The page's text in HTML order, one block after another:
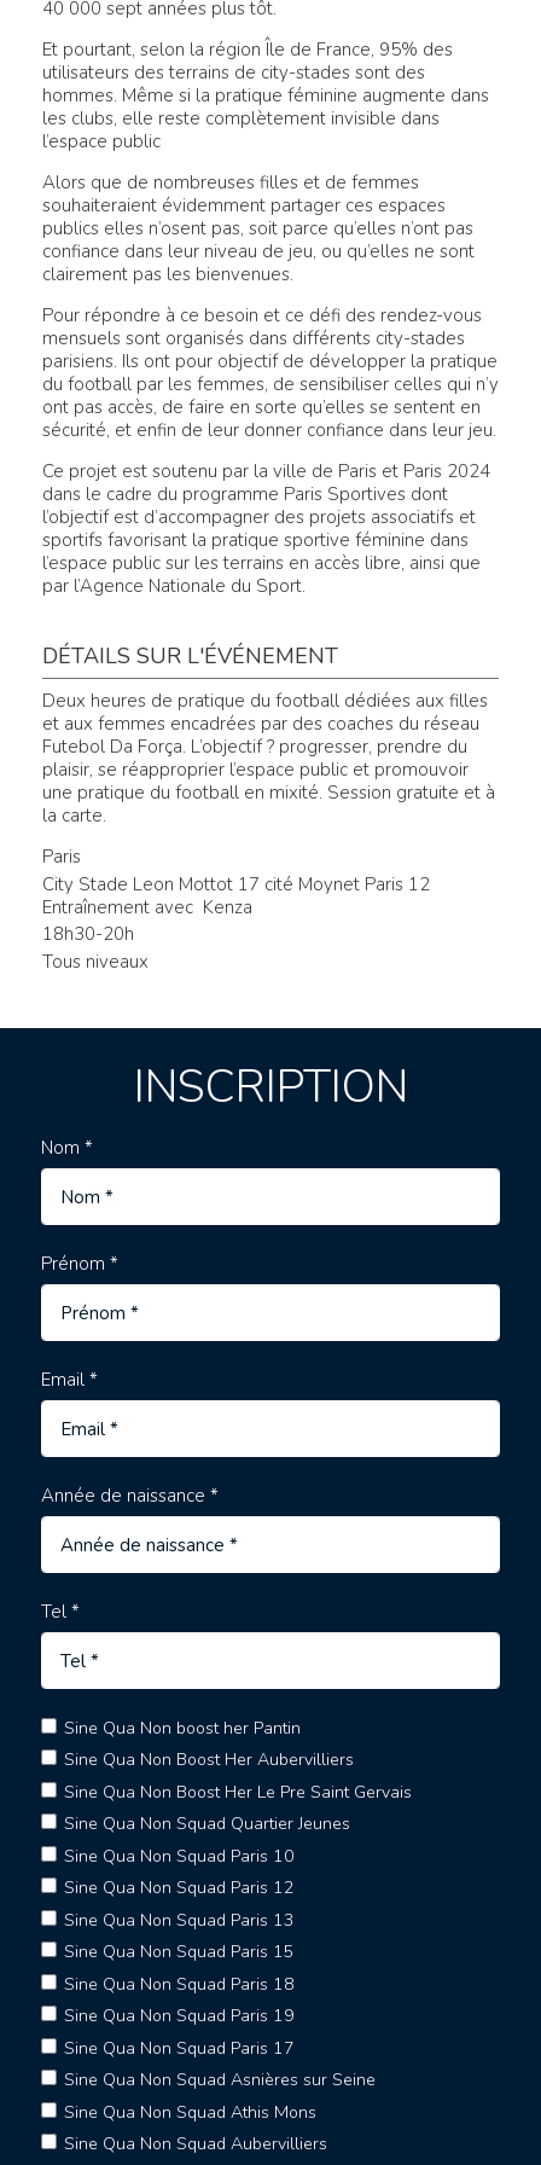
40 000 sept années plus tôt.
Et pourtant, selon la région Île de France, 95% des
utilisateurs des terrains de city-stades sont des
hommes. Même si la pratique féminine augmente dans
les clubs, elle reste complètement invisible dans
l’espace public
Alors que de nombreuses filles et de femmes
souhaiteraient évidemment partager ces espaces
publics elles n’osent pas, soit parce qu’elles n’ont pas
confiance dans leur niveau de jeu, ou qu’elles ne sont
clairement pas les bienvenues.
Pour répondre à ce besoin et ce défi des rendez-vous
mensuels sont organisés dans différents city-stades
parisiens. Ils ont pour objectif de développer la pratique
du football par les femmes, de sensibiliser celles qui n’y
ont pas accès, de faire en sorte qu’elles se sentent en
sécurité, et enfin de leur donner confiance dans leur jeu.
Ce projet est soutenu par la ville de Paris et Paris 2024
dans le cadre du programme Paris Sportives dont
l’objectif est d’accompagner des projets associatifs et
sportifs favorisant la pratique sportive féminine dans
l’espace public sur les terrains en accès libre, ainsi que
par l’Agence Nationale du Sport.
DÉTAILS SUR L'ÉVÉNEMENT
Deux heures de pratique du football dédiées aux filles
et aux femmes encadrées par des coaches du réseau
Futebol Da Força. L’objectif ? progresser, prendre du
plaisir, se réapproprier l’espace public et promouvoir
une pratique du football en mixité. Session gratuite et à
la carte.
Paris
City Stade Leon Mottot 17 cité Moynet Paris 12
Entraînement avec Kenza
18h30-20h
Tous niveaux
INSCRIPTION
Nom *
Prénom *
Email *
Année de naissance *
Tel *
Sine Qua Non boost her Pantin
Sine Qua Non Boost Her Aubervilliers
Sine Qua Non Boost Her Le Pre Saint Gervais
Sine Qua Non Squad Quartier Jeunes
Sine Qua Non Squad Paris 10
Sine Qua Non Squad Paris 12
Sine Qua Non Squad Paris 13
Sine Qua Non Squad Paris 15
Sine Qua Non Squad Paris 18
Sine Qua Non Squad Paris 19
Sine Qua Non Squad Paris 17
Sine Qua Non Squad Asnières sur Seine
Sine Qua Non Squad Athis Mons
Sine Qua Non Squad Aubervilliers